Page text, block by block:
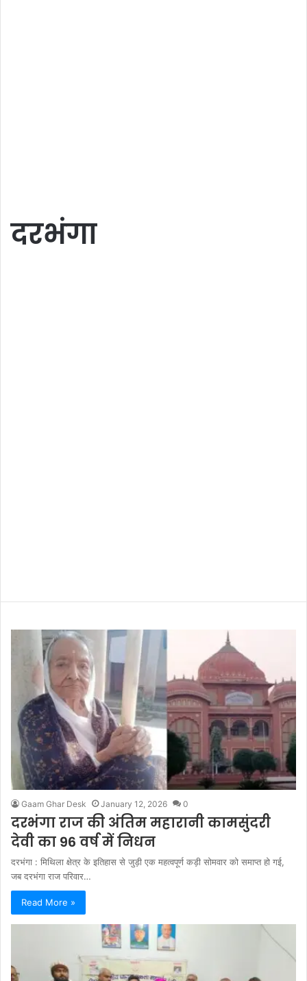
दरभंगा
Gaam Ghar Desk January 12, 2026 0
दरभंगा राज की अंतिम महारानी कामसुंदरी
देवी का 96 वर्ष में निधन
दरभंगा : मिथिला क्षेत्र के इतिहास से जुड़ी एक महत्वपूर्ण कड़ी सोमवार को समाप्त हो गई,
जब दरभंगा राज परिवार…
Read More »